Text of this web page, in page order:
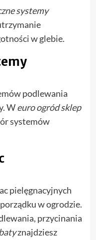
systemy
w glebie.
podlewania
Weuro ogród sklep
systemów
pielęgnacyjnych
w ogrodzie.
przycinania
znajdziesz